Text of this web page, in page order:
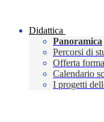
Didattica
Panoramica
Percorsi di
Offerta
Calendario
I progetti